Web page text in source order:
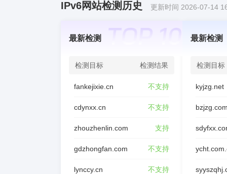
IPv6网站检测历史 更新时间 2026-07-14
最新检测
检测目标 检测结果
fankejixie.cn 不支持
cdynxx.cn 不支持
zhouzhenlin.com 支持
gdzhongfan.com 不支持
lynccy.cn 不支持
最新检测
检测目标
kyjzg.net